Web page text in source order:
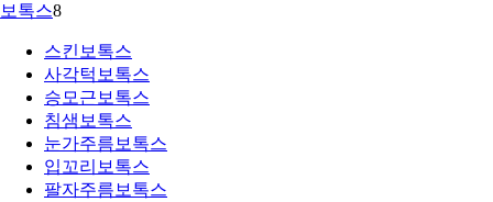
보톡스8
스킨보톡스
사각턱보톡스
승모근보톡스
침샘보톡스
눈가주름보톡스
입꼬리보톡스
팔자주름보톡스